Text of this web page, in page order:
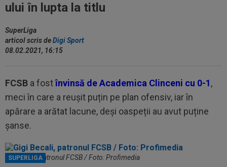
ului în lupta la titlu
SuperLiga
articol scris deDigi Sport
08.02.2021, 16:15
FCSB a fostînvinsă de Academica Clinceni cu 0-1,
meci în care a reușit puțin pe plan ofensiv, iar în
apărare a arătat lacune, deși oaspeții au avut puține
șanse.
SUPERLIGA
Gigi Becali, patronul FCSB / Foto: Profimedia